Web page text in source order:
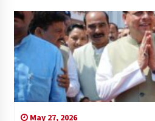
May 27, 2026